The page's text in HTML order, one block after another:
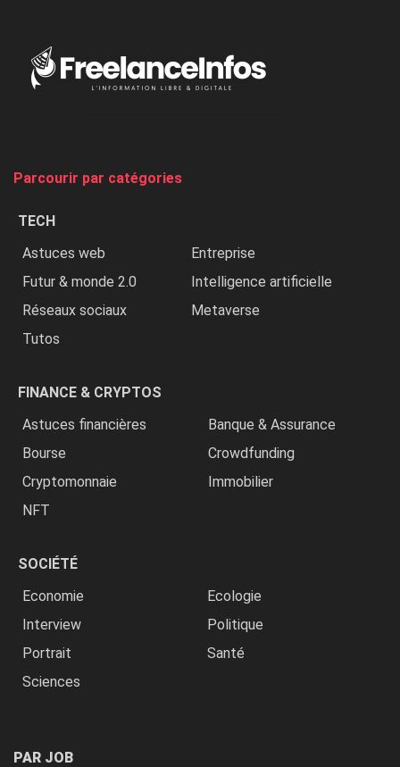
Nigeria,
Parcourir par catégories
TECH
Astuces web
Entreprise
Futur & monde 2.0
Intelligence artificielle
Réseaux sociaux
Metaverse
Tutos
FINANCE & CRYPTOS
Astuces financières
Banque & Assurance
Bourse
Crowdfunding
Cryptomonnaie
Immobilier
NFT
SOCIÉTÉ
Economie
Ecologie
Interview
Politique
Portrait
Santé
Sciences
PAR JOB